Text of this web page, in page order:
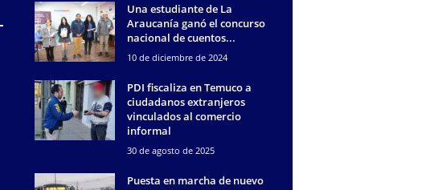
Una estudiante de La
Araucanía ganó el concurso
nacional de cuentos...
10 de diciembre de 2024
PDI fiscaliza en Temuco a
ciudadanos extranjeros
vinculados al comercio
informal
30 de agosto de 2025
Puesta en marcha de nuevo